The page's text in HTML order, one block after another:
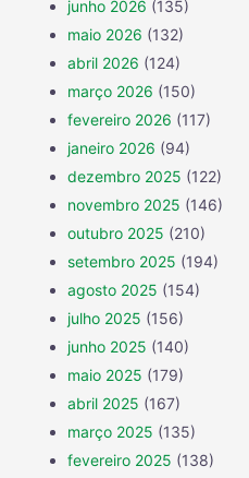
junho 2026 (135)
maio 2026 (132)
abril 2026 (124)
março 2026 (150)
fevereiro 2026 (117)
janeiro 2026 (94)
dezembro 2025 (122)
novembro 2025 (146)
outubro 2025 (210)
setembro 2025 (194)
agosto 2025 (154)
julho 2025 (156)
junho 2025 (140)
maio 2025 (179)
abril 2025 (167)
março 2025 (135)
fevereiro 2025 (138)